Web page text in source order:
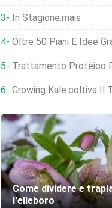
In Stagione:mais
Oltre 50 Piani E Idee Gratuiti Per Il Giardino Con Letto
Trattamento Proteico Per Torta Di Erba Medica Per
Growing Kale:coltiva Il
Come dividere e
l'elleboro